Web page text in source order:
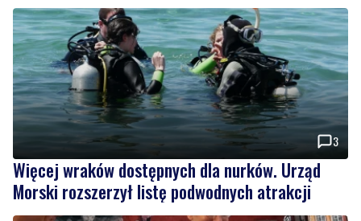
3
Więcej wraków dostępnych dla nurków. Urząd
Morski rozszerzył listę podwodnych atrakcji